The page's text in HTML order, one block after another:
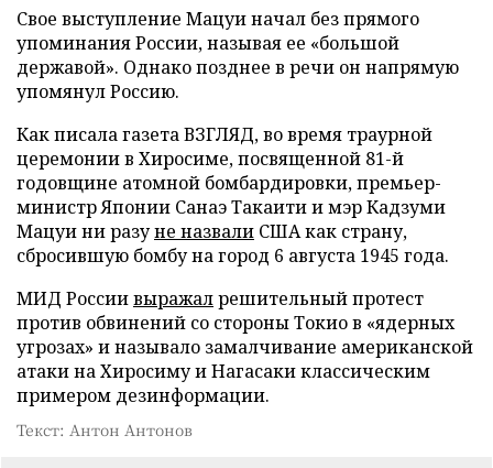
Свое выступление Мацуи начал без прямого
упоминания России, называя ее «большой
державой». Однако позднее в речи он напрямую
упомянул Россию.
Как писала газета ВЗГЛЯД, во время траурной
церемонии в Хиросиме, посвященной 81-й
годовщине атомной бомбардировки, премьер-
министр Японии Санаэ Такаити и мэр Кадзуми
Мацуи ни разуне назвали США как страну,
сбросившую бомбу на город 6 августа 1945 года.
МИД Россиивыражалрешительный протест
против обвинений со стороны Токио в «ядерных
угрозах» и называло замалчивание американской
атаки на Хиросиму и Нагасаки классическим
примером дезинформации.
Текст: Антон Антонов